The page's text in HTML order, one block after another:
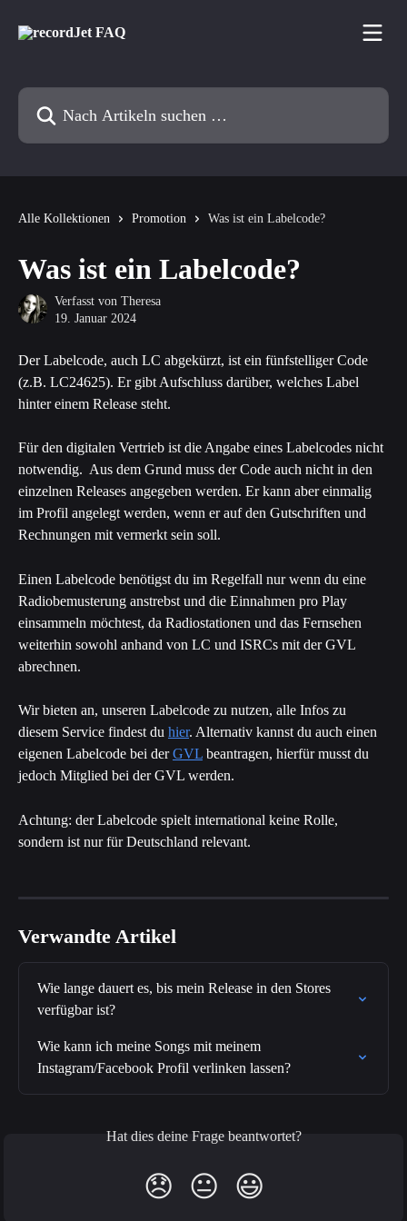
Nach Artikeln suchen …
Alle Kollektionen Promotion Was ist ein Labelcode?
Was ist ein Labelcode?
Verfasst von Theresa
19. Januar 2024
Der Labelcode, auch LC abgekürzt, ist ein fünfstelliger Code
(z.B. LC24625). Er gibt Aufschluss darüber, welches Label
hinter einem Release steht.
Für den digitalen Vertrieb ist die Angabe eines Labelcodes nicht
notwendig.  Aus dem Grund muss der Code auch nicht in den
einzelnen Releases angegeben werden. Er kann aber einmalig
im Profil angelegt werden, wenn er auf den Gutschriften und
Rechnungen mit vermerkt sein soll.
Einen Labelcode benötigst du im Regelfall nur wenn du eine
Radiobemusterung anstrebst und die Einnahmen pro Play
einsammeln möchtest, da Radiostationen und das Fernsehen
weiterhin sowohl anhand von LC und ISRCs mit der GVL
abrechnen.
Wir bieten an, unseren Labelcode zu nutzen, alle Infos zu
diesem Service findest du hier. Alternativ kannst du auch einen
eigenen Labelcode bei der GVL beantragen, hierfür musst du
jedoch Mitglied bei der GVL werden.
Achtung: der Labelcode spielt international keine Rolle,
sondern ist nur für Deutschland relevant.
Verwandte Artikel
Wie lange dauert es, bis mein Release in den Stores
verfügbar ist?
Wie kann ich meine Songs mit meinem
Instagram/Facebook Profil verlinken lassen?
Hat dies deine Frage beantwortet?
😞 😐 😃